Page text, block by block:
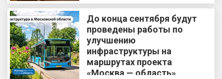
До конца сентября будут
проведены работы по
улучшению
инфраструктуры на
маршрутах проекта
«Москва — область»